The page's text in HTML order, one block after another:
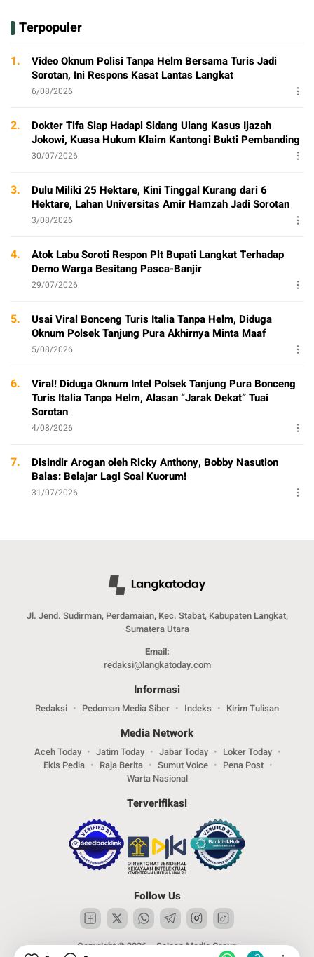
Terpopuler
1.
Video Oknum Polisi Tanpa Helm Bersama Turis Jadi
Sorotan, Ini Respons Kasat Lantas Langkat
6/08/2026
2.
Dokter Tifa Siap Hadapi Sidang Ulang Kasus Ijazah
Jokowi, Kuasa Hukum Klaim Kantongi Bukti Pembanding
30/07/2026
3.
Dulu Miliki 25 Hektare, Kini Tinggal Kurang dari 6
Hektare, Lahan Universitas Amir Hamzah Jadi Sorotan
3/08/2026
4.
Atok Labu Soroti Respon Plt Bupati Langkat Terhadap
Demo Warga Besitang Pasca-Banjir
29/07/2026
5.
Usai Viral Bonceng Turis Italia Tanpa Helm, Diduga
Oknum Polsek Tanjung Pura Akhirnya Minta Maaf
5/08/2026
6.
Viral! Diduga Oknum Intel Polsek Tanjung Pura Bonceng
Turis Italia Tanpa Helm, Alasan “Jarak Dekat” Tuai
Sorotan
4/08/2026
7.
Disindir Arogan oleh Ricky Anthony, Bobby Nasution
Balas: Belajar Lagi Soal Kuorum!
31/07/2026
Jl. Jend. Sudirman, Perdamaian, Kec. Stabat, Kabupaten Langkat,
Sumatera Utara
Email:
redaksi@langkatoday.com
Informasi
Redaksi Pedoman Media Siber Indeks Kirim Tulisan
Media Network
Aceh Today Jatim Today Jabar Today
Loker Today
Ekis Pedia
Raja Berita Sumut Voice
Pena Post
Warta Nasional
Terverifikasi
Follow Us
Copyright © 2026 – Sejasa Media Group